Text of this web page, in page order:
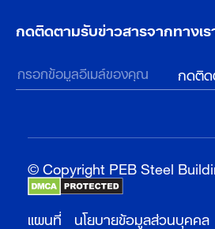
กดติดตามรับข่าวสารจากทางเร
© Copyright PEB Steel
แผนที่ นโยบายข้อมูลส่วนบุคคล